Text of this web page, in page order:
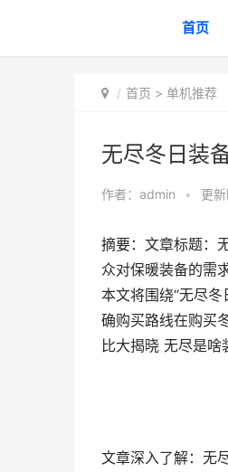
首页
首页 > 单机推荐
无尽冬日装
作者： admin • 更
摘要：文章标题：
众对保暖装备的需
本文将围绕“无尽
确购买路线在购买
比大揭晓 无尽是啥
文章深入了解：无